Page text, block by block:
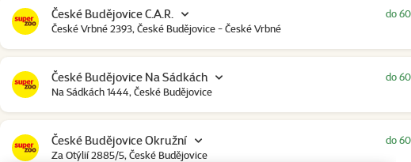
České Budějovice C.A.R.
České Vrbné 2393, České Budějovice - České Vrbné
do
České Budějovice Na Sádkách
Na Sádkách 1444, České Budějovice
do
České Budějovice Okružní
Za Otýlií 2885/5, České Budějovice
do